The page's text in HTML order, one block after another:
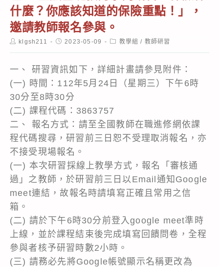
什麼？你應該知道的保險重點！」，
邀請教師報名參與。
Postklgsh211
Post2023-05-09
Post教學組 / 教師研習
一、 研習資訊如下，詳細計畫請參見附件：
(一) 時間：112年5月24日（星期三）下午6時
30分至8時30分
(二) 課程代碼：3863757
二、 報名方式：請至全國教師在職進修網依課
程代碼搜尋，研習前三日恕不受理取消報名，亦
不接受現場報名。
(一) 本次研習採線上教學方式，報名「審核通
過」之教師，於研習前三日以Email通知Google
meet連結，故報名時請填寫正確且常用之信
箱。
(二) 請於下午6時30分前登入google meet準時
上線，並於課程結束後完成填寫回饋問卷，全程
參與者核予研習時數2小時。
(三) 請務必先將Google帳號顯示名稱更改為